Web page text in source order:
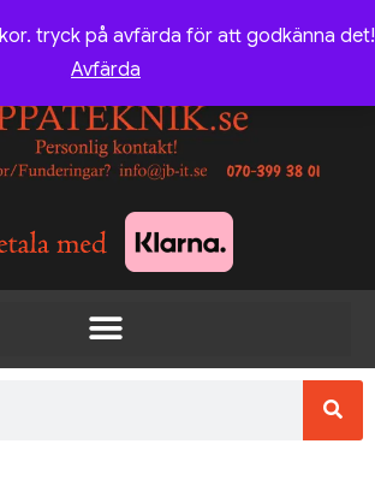
tryck på avfärda för att godkänna det!
Avfärda